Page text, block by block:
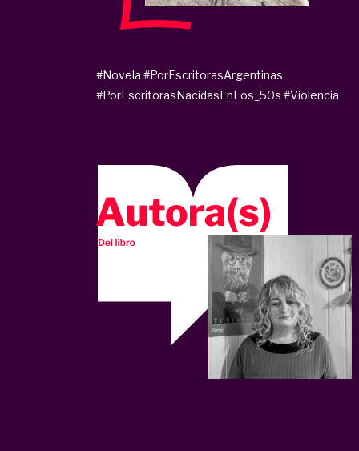
#Novela #PorEscritorasArgentinas
#PorEscritorasNacidasEnLos_50s #Violencia